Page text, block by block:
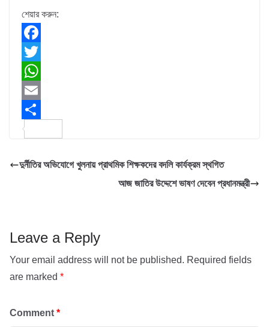
শেয়ার করুন:
F
a
c
e
b
o
T
w
t
e
W
h
a
s
E
m
i
a
দুর্নীতির অভিযোগে খুলনায় প্রাথমিক শিক্ষকদের বদলি কার্যক্রম স্থগিত
আজ জাতির উদ্দেশে ভাষণ দেবেন প্রধানমন্ত্রী
Leave a Reply
Your email address will not be published. Required fields
are marked *
Comment *